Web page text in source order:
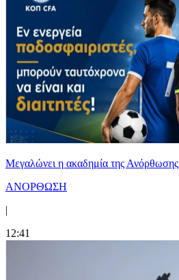
Μεγαλώνει η ακαδημία της Ανόρθωσης
ΑΝΟΡΘΩΣΗ
|
12:41